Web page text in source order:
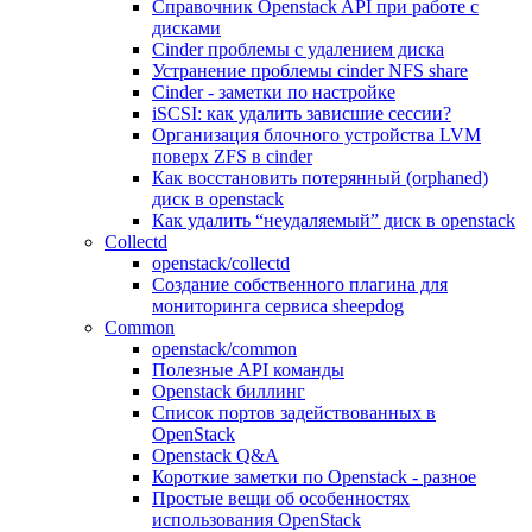
Справочник Openstack API при работе с
дисками
Cinder проблемы с удалением диска
Устранение проблемы cinder NFS share
Cinder - заметки по настройке
iSCSI: как удалить зависшие сессии?
Организация блочного устройства LVM
поверх ZFS в cinder
Как восстановить потерянный (orphaned)
диск в openstack
Как удалить “неудаляемый” диск в openstack
Collectd
openstack/collectd
Создание собственного плагина для
мониторинга сервиса sheepdog
Common
openstack/common
Полезные API команды
Openstack биллинг
Список портов задействованных в
OpenStack
Openstack Q&A
Короткие заметки по Openstack - разное
Простые вещи об особенностях
использования OpenStack